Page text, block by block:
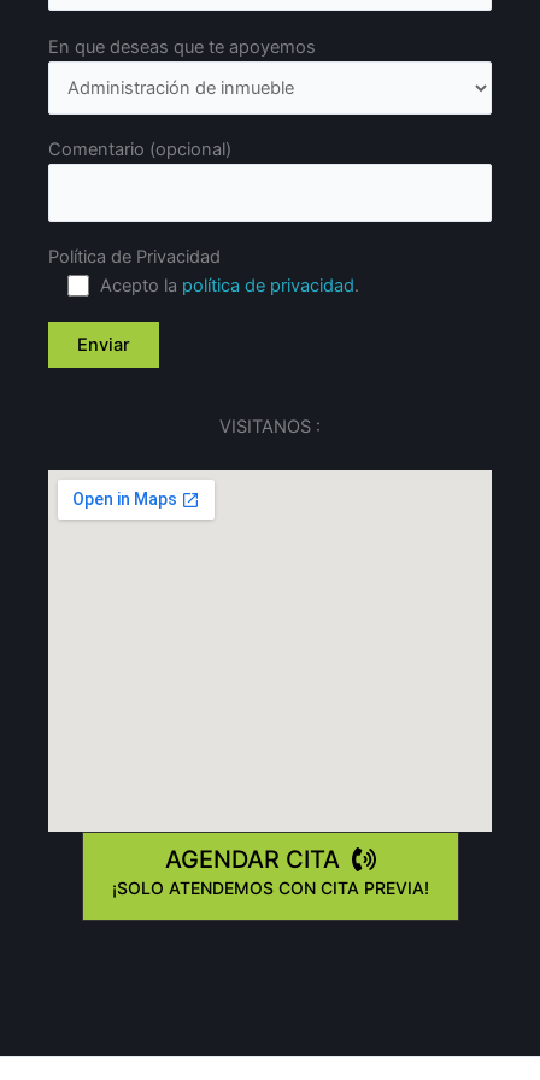
En que deseas que te apoyemos
Comentario (opcional)
Política de Privacidad
Acepto la política de privacidad.
VISITANOS :
AGENDAR CITA
¡SOLO ATENDEMOS CON CITA PREVIA!